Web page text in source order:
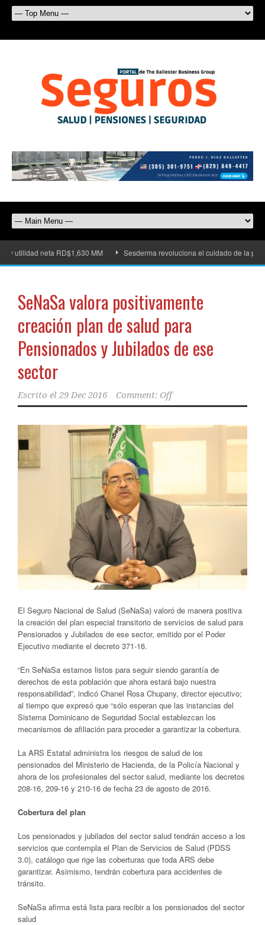
RD$1,630 MM Sesderma revoluciona el cuidado de la piel con su
SeNaSa valora positivamente
creación plan de salud para
Pensionados y Jubilados de ese
sector
Escrito el 29 Dec 2016 Comment: Off
El Seguro Nacional de Salud (SeNaSa) valoró de manera positiva
la creación del plan especial transitorio de servicios de salud para
Pensionados y Jubilados de ese sector, emitido por el Poder
Ejecutivo mediante el decreto 371-16.
“En SeNaSa estamos listos para seguir siendo garantía de
derechos de esta población que ahora estará bajo nuestra
responsabilidad”, indicó Chanel Rosa Chupany, director ejecutivo;
al tiempo que expresó que “sólo esperan que las instancias del
Sistema Dominicano de Seguridad Social establezcan los
mecanismos de afiliación para proceder a garantizar la cobertura.
La ARS Estatal administra los riesgos de salud de los
pensionados del Ministerio de Hacienda, de la Policía Nacional y
ahora de los profesionales del sector salud, mediante los decretos
208-16, 209-16 y 210-16 de fecha 23 de agosto de 2016.
Cobertura del plan
Los pensionados y jubilados del sector salud tendrán acceso a los
servicios que contempla el Plan de Servicios de Salud (PDSS
3.0), catálogo que rige las coberturas que toda ARS debe
garantizar. Asimismo, tendrán cobertura para accidentes de
tránsito.
SeNaSa afirma está lista para recibir a los pensionados del sector
salud